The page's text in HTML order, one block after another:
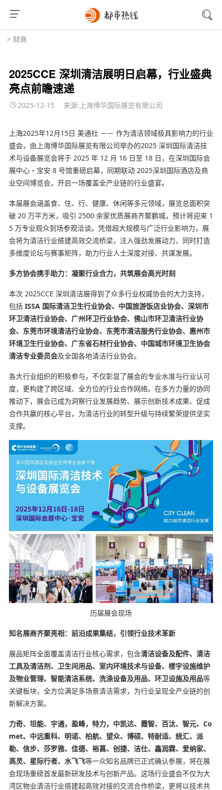
> 财商
2025CCE 深圳清洁展明日启幕，行业盛典
亮点前瞻速递
2025-12-15 来源:上海博华国际展览有限公司
上海2025年12月15日 美通社 －－ 作为清洁领域极具影响力的行业
盛会， 由上海博华国际展览有限公司举办的2025 深圳国际清洁技
术与设备展览会将于 2025 年 12 月 16 日至 18 日，在深圳国际会
展中心・宝安 8 号馆重磅启幕，同期联动 2025深圳国际酒店及商
业空间博览会，开启一场覆盖全产业链的行业盛宴。
本届展会涵盖食、住、行、健康、休闲等多元领域，展览总面积突
破 20 万平方米，吸引 2500 余家优质展商齐聚鹏城，预计将迎来 1
5 万专业观众到场参观洽谈。凭借超大规模与广泛行业影响力，展
会将为清洁行业搭建高效交流桥梁，注入强劲发展动力，同时打造
多维度论坛与赛事矩阵，助力行业人士深度对接、共谋发展。
多方协会携手助力：凝聚行业合力，共筑展会高光时刻
本次 2025CCE 深圳清洁展得到了众多行业权威协会的大力支持，
包括ISSA 国际清洁卫生行业协会、 中国旅游饭店业协会、 深圳市
环卫清洁行业协会、广州环卫行业协会、佛山市环卫清洁行业协
会、东莞市环境清洁行业协会、东莞市清洁服务行业协会、惠州市
环境卫生行业协会、广东省石材行业协会、 中国城市环境卫生协会
清洁专业委员会及全国各地清洁行业协会。
各大行业组织的积极参与，不仅彰显了展会的专业水准与行业认可
度，更构建了跨区域、全方位的行业合作网络。在多方力量的协同
推动下，展会已成为洞察行业发展趋势、展示创新技术成果、促成
合作共赢的核心平台，为清洁行业的转型升级与持续繁荣提供坚实
支撑。
历届展会现场
知名展商齐聚亮相：前沿成果集结，引领行业技术革新
展品矩阵全面覆盖清洁行业核心需求，包含清洁设备及配件、清洁
工具及清洁剂、卫生间用品、室内环境技术与设备、楼宇设施维护
及物业管理、智能清洁系统、洗涤设备及用品、环卫设施及用品等
关键板块，全方位满足多场景清洁需求，为行业呈现全产业链的创
新解决方案。
力奇、坦能、宇通，盈峰，特力，中凯达、霞智、百汰、智元、Co
met、中远重科、明诺、柏航、望众、博硕、特耐适、统汇、派
勒、信步、莎罗雅、佳德、裕菖、创捷、洁仕、鑫润霖、爱纳家、
高灵、星际行者、水飞飞等一众知名品牌已正式确认参展，将在展
会现场重磅首发最新研发技术与创新产品。这场行业盛会不仅为大
湾区物业清洁行业搭建起高效对接的交流合作桥梁，更将以技术共